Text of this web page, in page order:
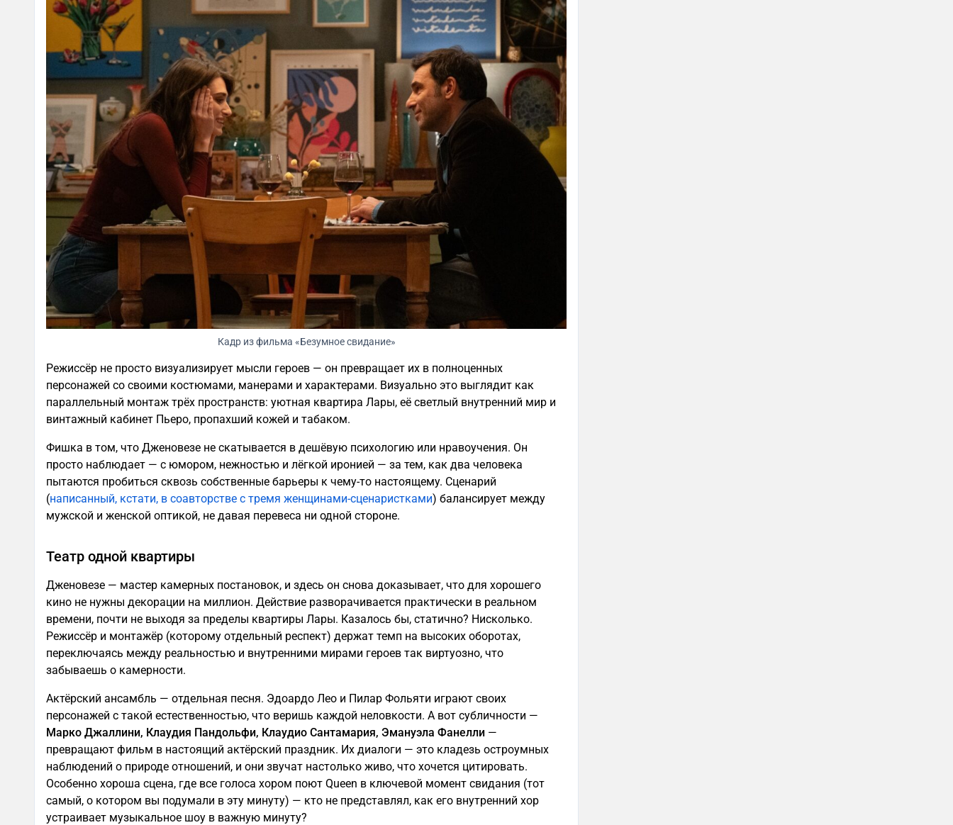
Кадр из фильма «Безумное свидание»
Режиссёр не просто визуализирует мысли героев — он превращает их в полноценных
персонажей со своими костюмами, манерами и характерами. Визуально это выглядит как
параллельный монтаж трёх пространств: уютная квартира Лары, её светлый внутренний мир и
винтажный кабинет Пьеро, пропахший кожей и табаком.
Фишка в том, что Дженовезе не скатывается в дешёвую психологию или нравоучения. Он
просто наблюдает — с юмором, нежностью и лёгкой иронией — за тем, как два человека
пытаются пробиться сквозь собственные барьеры к чему-то настоящему. Сценарий
(написанный, кстати, в соавторстве с тремя женщинами-сценаристками) балансирует между
мужской и женской оптикой, не давая перевеса ни одной стороне.
Театр одной квартиры
Дженовезе — мастер камерных постановок, и здесь он снова доказывает, что для хорошего
кино не нужны декорации на миллион. Действие разворачивается практически в реальном
времени, почти не выходя за пределы квартиры Лары. Казалось бы, статично? Нисколько.
Режиссёр и монтажёр (которому отдельный респект) держат темп на высоких оборотах,
переключаясь между реальностью и внутренними мирами героев так виртуозно, что
забываешь о камерности.
Актёрский ансамбль — отдельная песня. Эдоардо Лео и Пилар Фольяти играют своих
персонажей с такой естественностью, что веришь каждой неловкости. А вот субличности —
Марко Джаллини, Клаудия Пандольфи, Клаудио Сантамария, Эмануэла Фанелли —
превращают фильм в настоящий актёрский праздник. Их диалоги — это кладезь остроумных
наблюдений о природе отношений, и они звучат настолько живо, что хочется цитировать.
Особенно хороша сцена, где все голоса хором поют Queen в ключевой момент свидания (тот
самый, о котором вы подумали в эту минуту) — кто не представлял, как его внутренний хор
устраивает музыкальное шоу в важную минуту?